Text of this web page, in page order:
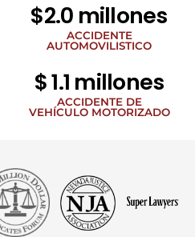
$2.0 millones
ACCIDENTE
AUTOMOVILISTICO
$ 1.1 millones
ACCIDENTE DE
VEHÍCULO MOTORIZADO